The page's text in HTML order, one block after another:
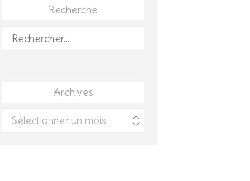
Recherche
Rechercher :
Archives
Archives